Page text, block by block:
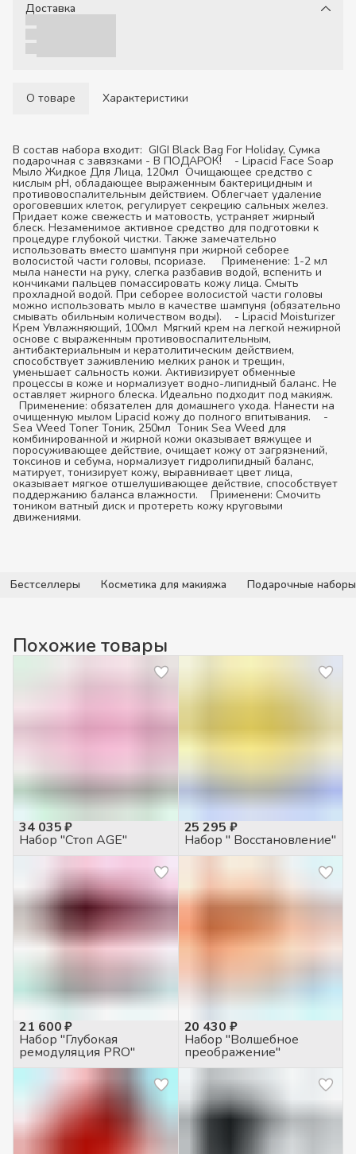
Доставка
О товаре Характеристики
В состав набора входит: GIGI Black Bag For Holiday, Сумка
подарочная с завязками - В ПОДАРОК! - Lipacid Face Soap
Мыло Жидкое Для Лица, 120мл Очищающее средство с
кислым pH, обладающее выраженным бактерицидным и
противовоспалительным действием. Облегчает удаление
ороговевших клеток, регулирует секрецию сальных желез.
Придает коже свежесть и матовость, устраняет жирный
блеск. Незаменимое активное средство для подготовки к
процедуре глубокой чистки. Также замечательно
использовать вместо шампуня при жирной себорее
волосистой части головы, псориазе. Применение: 1-2 мл
мыла нанести на руку, слегка разбавив водой, вспенить и
кончиками пальцев помассировать кожу лица. Смыть
прохладной водой. При себорее волосистой части головы
можно использовать мыло в качестве шампуня (обязательно
смывать обильным количеством воды). - Lipacid Moisturizer
Крем Увлажняющий, 100мл Мягкий крем на легкой нежирной
основе с выраженным противовоспалительным,
антибактериальным и кератолитическим действием,
способствует заживлению мелких ранок и трещин,
уменьшает сальность кожи. Активизирует обменные
процессы в коже и нормализует водно-липидный баланс. Не
оставляет жирного блеска. Идеально подходит под макияж.
Применение: обязателен для домашнего ухода. Нанести на
очищенную мылом Lipacid кожу до полного впитывания. -
Sea Weed Toner Тоник, 250мл Тоник Sea Weed для
комбинированной и жирной кожи оказывает вяжущее и
поросуживающее действие, очищает кожу от загрязнений,
токсинов и себума, нормализует гидролипидный баланс,
матирует, тонизирует кожу, выравнивает цвет лица,
оказывает мягкое отшелушивающее действие, способствует
поддержанию баланса влажности. Применени: Смочить
тоником ватный диск и протереть кожу круговыми
движениями.
Бестселлеры Косметика для макияжа Подарочные наборы
Похожие товары
34 035 ₽
Набор "Стоп AGE"
25 295 ₽
Набор " Восстановление"
21 600 ₽
Набор "Глубокая
ремодуляция PRO"
20 430 ₽
Набор "Волшебное
преображение"